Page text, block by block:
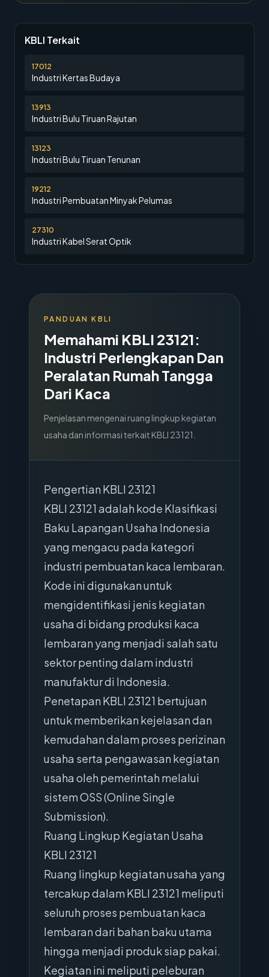
KBLI Terkait
17012
Industri Kertas Budaya
13913
Industri Bulu Tiruan Rajutan
13123
Industri Bulu Tiruan Tenunan
19212
Industri Pembuatan Minyak Pelumas
27310
Industri Kabel Serat Optik
PANDUAN KBLI
Memahami KBLI 23121:
Industri Perlengkapan Dan
Peralatan Rumah Tangga
Dari Kaca
Penjelasan mengenai ruang lingkup kegiatan
usaha dan informasi terkait KBLI 23121
Pengertian KBLI 23121
KBLI 23121 adalah kode Klasifikasi
Baku Lapangan Usaha Indonesia
yang mengacu pada kategori
industri pembuatan kaca lembaran.
Kode ini digunakan untuk
mengidentifikasi jenis kegiatan
usaha di bidang produksi kaca
lembaran yang menjadi salah satu
sektor penting dalam industri
manufaktur di Indonesia.
Penetapan KBLI 23121 bertujuan
untuk memberikan kejelasan dan
kemudahan dalam proses perizinan
usaha serta pengawasan kegiatan
usaha oleh pemerintah melalui
sistem OSS (Online Single
Submission).
Ruang Lingkup Kegiatan Usaha
KBLI 23121
Ruang lingkup kegiatan usaha yang
tercakup dalam KBLI 23121 meliputi
seluruh proses pembuatan kaca
lembaran dari bahan baku utama
hingga menjadi produk siap pakai.
Kegiatan ini meliputi peleburan